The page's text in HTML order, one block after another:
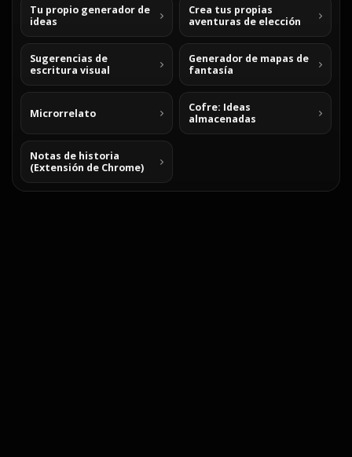
Tu propio generador de
ideas
Crea tus propias
aventuras de elección
Sugerencias de
escritura visual
Generador de mapas de
fantasía
Microrrelato
Cofre: Ideas
almacenadas
Notas de historia
(Extensión de Chrome)